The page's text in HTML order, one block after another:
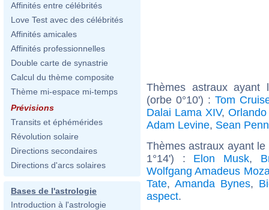
Affinités entre célébrités
Love Test avec des célébrités
Affinités amicales
Affinités professionnelles
Double carte de synastrie
Calcul du thème composite
Thème mi-espace mi-temps
Prévisions
Transits et éphémérides
Révolution solaire
Directions secondaires
Directions d'arcs solaires
Bases de l'astrologie
Introduction à l'astrologie
Thèmes astraux ayant
(orbe 0°10') :Tom
Dalai Lama XIV,
Adam Levine, Sean Penn
Thèmes astraux ayant
1°14') : Elon Musk,
Wolfgang Amadeus
Tate, Amanda Bynes,
aspect.